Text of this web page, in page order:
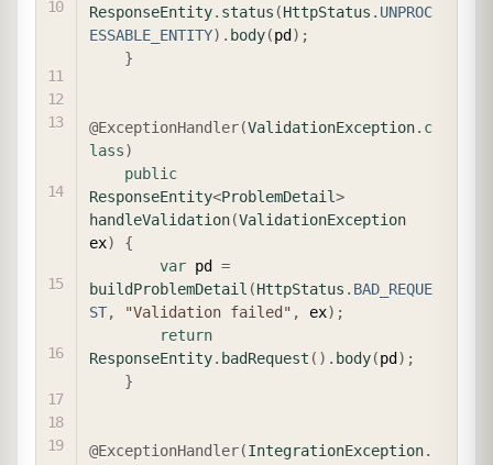
ResponseEntity. status (HttpStatus . UNPROC
ESSABLE_ENTITY) . body(pd ) ;
}
@ExceptionHandler(ValidationException. c
lass)
public
ResponseEntity<ProblemDetail>
handleValidation(ValidationException
ex)
{
var pd =
buildProblemDetail (HttpStatus . BAD_REQUE
ST, "Validation failed" , ex) ;
return
ResponseEntity. badRequest ( ) . body(pd ) ;
}
@ExceptionHandler(IntegrationException.